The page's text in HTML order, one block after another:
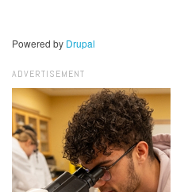
Powered by Drupal
ADVERTISEMENT